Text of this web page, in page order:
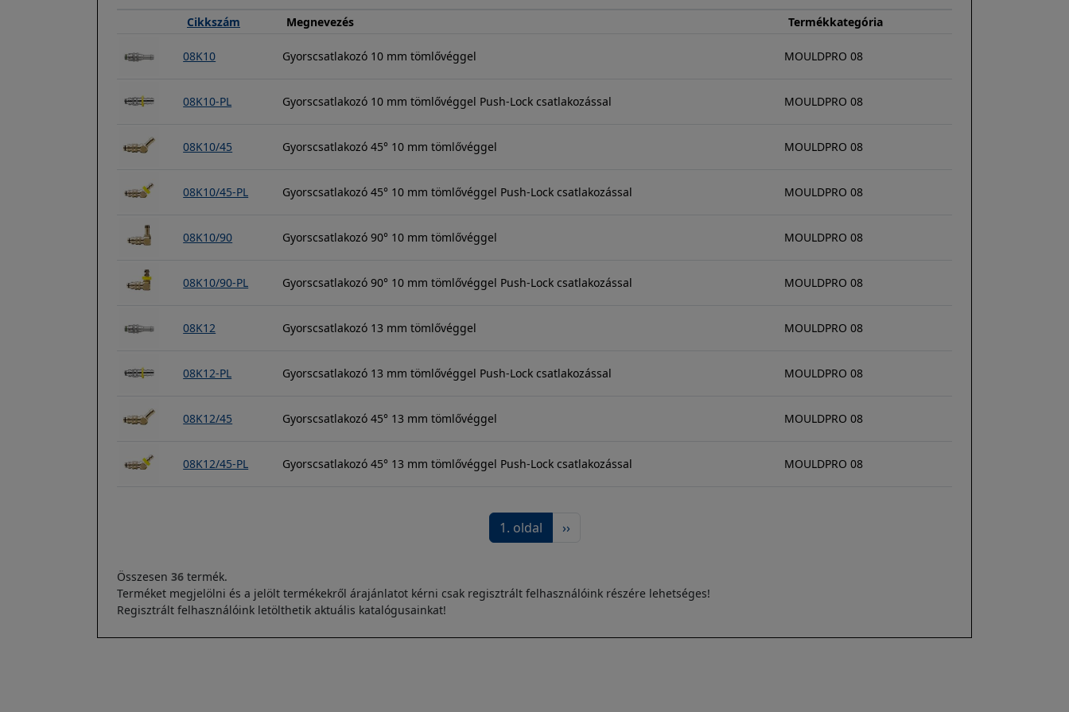
Cikkszám Megnevezés Termékkategória
08K10 Gyorscsatlakozó 10 mm tömlővéggel MOULDPRO 08
08K10-PL Gyorscsatlakozó 10 mm tömlővéggel Push-Lock csatlakozással MOULDPRO 08
08K10/45 Gyorscsatlakozó 45° 10 mm tömlővéggel MOULDPRO 08
08K10/45-PL Gyorscsatlakozó 45° 10 mm tömlővéggel Push-Lock csatlakozással MOULDPRO 08
08K10/90 Gyorscsatlakozó 90° 10 mm tömlővéggel MOULDPRO 08
08K10/90-PL Gyorscsatlakozó 90° 10 mm tömlővéggel Push-Lock csatlakozással MOULDPRO 08
08K12 Gyorscsatlakozó 13 mm tömlővéggel MOULDPRO 08
08K12-PL Gyorscsatlakozó 13 mm tömlővéggel Push-Lock csatlakozással MOULDPRO 08
08K12/45 Gyorscsatlakozó 45° 13 mm tömlővéggel MOULDPRO 08
08K12/45-PL Gyorscsatlakozó 45° 13 mm tömlővéggel Push-Lock csatlakozással MOULDPRO 08
1. oldal Következő oldal
››
Összesen 36 termék.
Terméket megjelölni és a jelölt termékekről árajánlatot kérni csak regisztrált felhasználóink részére lehetséges!
Regisztrált felhasználóink letölthetik aktuális katalógusainkat!